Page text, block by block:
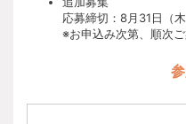
応募締切：8月31日（木
※お申込み次第、順次